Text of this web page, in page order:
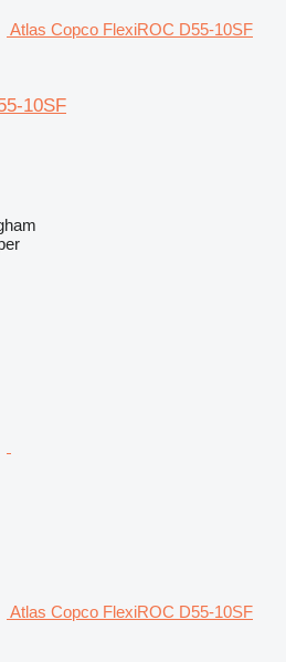
Atlas Copco FlexiROC D55-10SF
10SF
Atlas Copco FlexiROC D55-10SF